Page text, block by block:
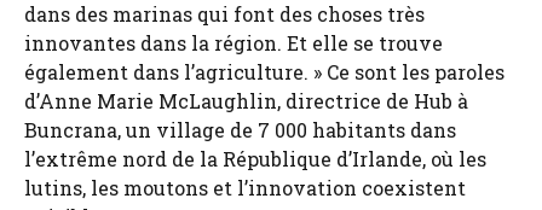
dans des marinas qui font des choses très
innovantes dans la région. Et elle se trouve
également dans l’agriculture. » Ce sont les paroles
d’Anne Marie McLaughlin, directrice de Hub à
Buncrana, un village de 7 000 habitants dans
l’extrême nord de la République d’Irlande, où les
lutins, les moutons et l’innovation coexistent